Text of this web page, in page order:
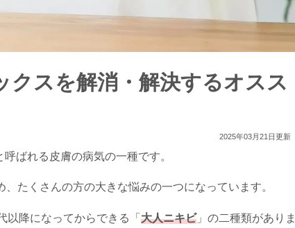
クスを解消・解決するオスス
2025年03月21日更新
呼ばれる皮膚の病気の一種です。
、たくさんの方の大きな悩みの一つになっています。
以降になってからできる「 大人ニキビ」の二種類がありま